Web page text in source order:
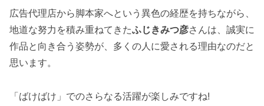
広告代理店から脚本家へという異色の経歴を持ちながら、
地道な努力を積み重ねてきたふじきみつ彦さんは、誠実に
作品と向き合う姿勢が、多くの人に愛される理由なのだと
思います。
「ばけばけ」でのさらなる活躍が楽しみですね!